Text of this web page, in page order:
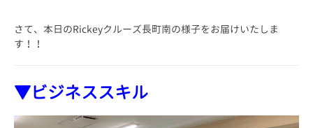
さて、本日のRickeyクルーズ長町南の様子をお届けいたしま
す！！
▼ビジネススキル